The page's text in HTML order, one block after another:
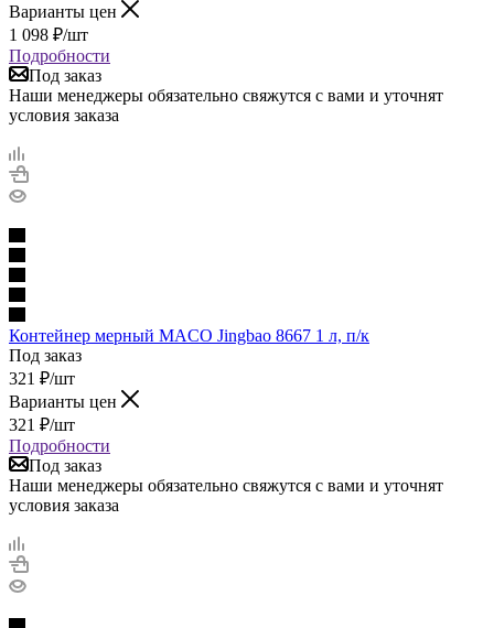
Варианты цен
1 098 ₽/шт
Подробности
Под заказ
Наши менеджеры обязательно свяжутся с вами и уточнят
условия заказа
Контейнер мерный MACO Jingbao 8667 1 л, п/к
Под заказ
321 ₽/шт
Варианты цен
321 ₽/шт
Подробности
Под заказ
Наши менеджеры обязательно свяжутся с вами и уточнят
условия заказа